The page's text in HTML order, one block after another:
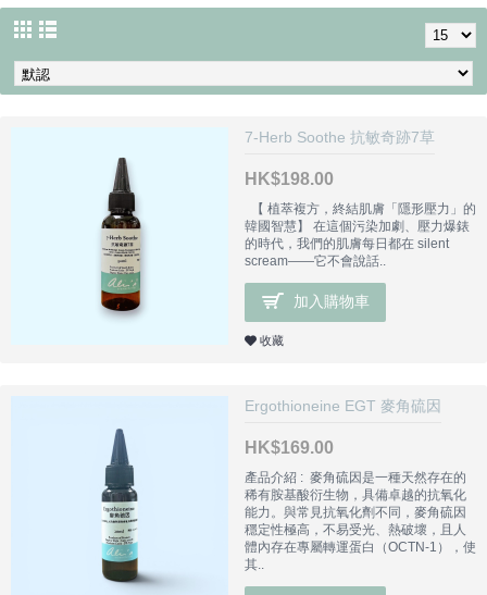
7-Herb Soothe 抗敏奇跡7草
HK$198.00
【 植萃複方，終結肌膚「隱形壓力」的
韓國智慧】 在這個污染加劇、壓力爆錶
的時代，我們的肌膚每日都在 silent
scream——它不會說話..
加入購物車
收藏
Ergothioneine EGT 麥角硫因
HK$169.00
產品介紹 : 麥角硫因是一種天然存在的
稀有胺基酸衍生物，具備卓越的抗氧化
能力。與常見抗氧化劑不同，麥角硫因
穩定性極高，不易受光、熱破壞，且人
體內存在專屬轉運蛋白（OCTN-1），使
其..